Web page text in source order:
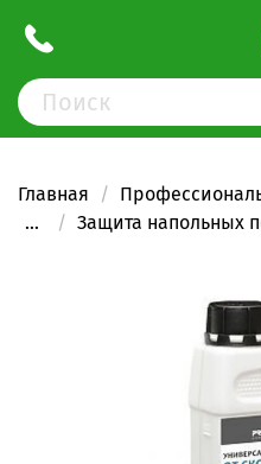
Главная
...
Защита напольных